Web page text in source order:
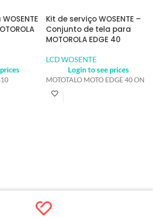
Kit de serviço WOSENTE –
Conjunto de tela para
MOTOROLA EDGE 40
LCD WOSENTE
Login to see prices
MOTOTALO MOTO EDGE 40 ON